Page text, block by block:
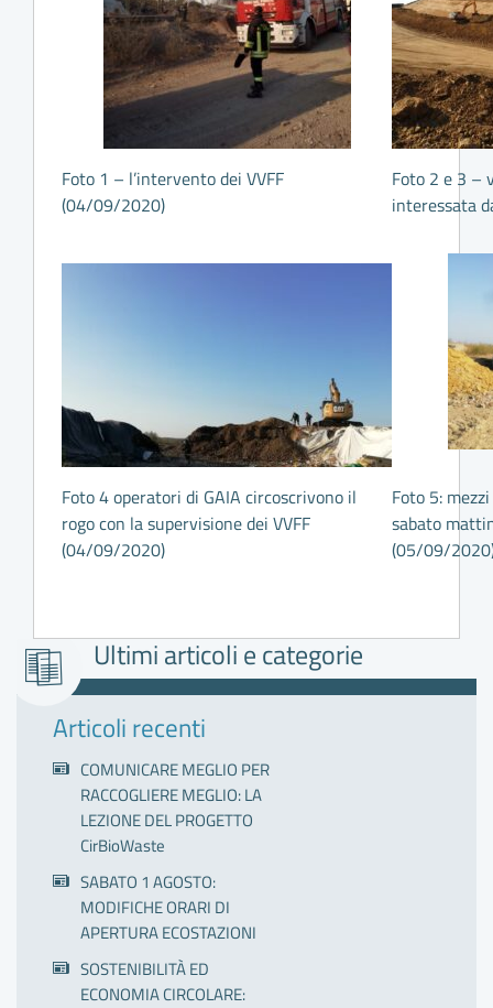
Foto 1 – l’intervento dei VVFF
(04/09/2020)
Foto 2 e 3 –
interessata
Foto 4 operatori di GAIA circoscrivono il
rogo con la supervisione dei VVFF
(04/09/2020)
Foto 5:
sabato
(05/09/
Ultimi articoli e categorie
Articoli recenti
COMUNICARE MEGLIO PER
RACCOGLIERE MEGLIO: LA
LEZIONE DEL PROGETTO
CirBioWaste
SABATO 1 AGOSTO:
MODIFICHE ORARI DI
APERTURA ECOSTAZIONI
SOSTENIBILITÀ ED
ECONOMIA CIRCOLARE: